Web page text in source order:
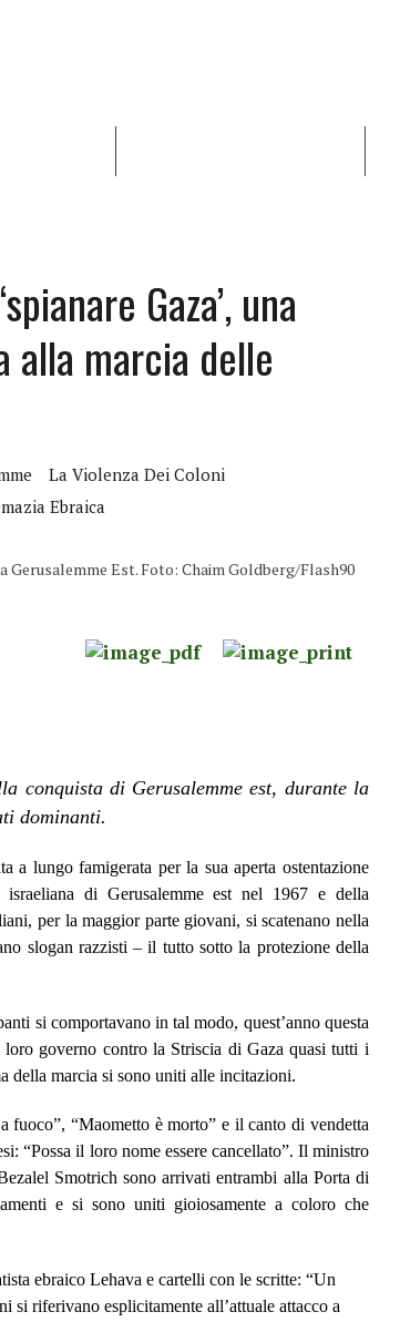
Gaza’, una
alla marcia delle
La Violenza Dei Coloni
Ebraica
Est. Foto: Chaim Goldberg/Flash90
conquista di Gerusalemme est, durante la
dominanti.
a lungo famigerata per la sua aperta ostentazione
di Gerusalemme est nel 1967 e della
per la maggior parte giovani, si scatenano nella
slogan razzisti – il tutto sotto la protezione della
si comportavano in tal modo, quest’anno questa
governo contro la Striscia di Gaza quasi tutti i
della marcia si sono uniti alle incitazioni.
“Maometto è morto” e il canto di vendetta
“Possa il loro nome essere cancellato”. Il ministro
Smotrich sono arrivati entrambi alla Porta di
e si sono uniti gioiosamente a coloro che
ebraico Lehava e cartelli con le scritte: “Un
si riferivano esplicitamente all’attuale attacco a